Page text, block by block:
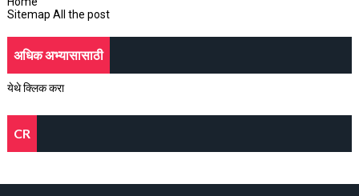
Sitemap All the post
अधिक अभ्यासासाठी
येथे क्लिक करा
CR